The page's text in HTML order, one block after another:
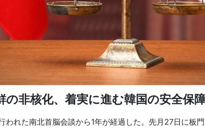
の非核化、着実に進む韓国の安全保
れた南北首脳会談から1年が経過した。先月27日に板